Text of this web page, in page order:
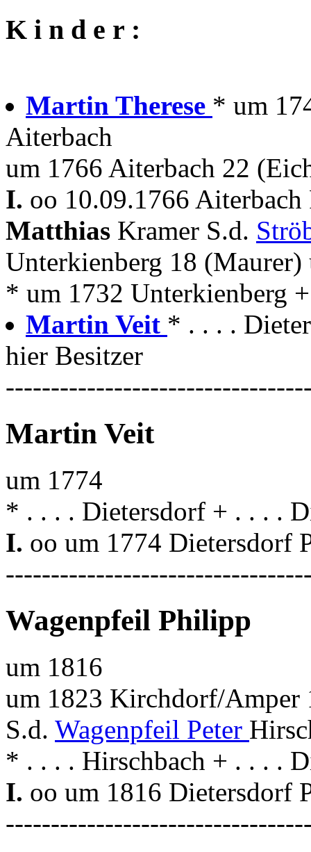
K i n d e r :
Martin Therese * um
Aiterbach
um 1766 Aiterbach 22
I. oo 10.09.1766
Matthias Kramer S.d.
Unterkienberg 18
* um 1732 Unterkienberg
Martin Veit * . . . .
hier Besitzer
Martin Veit
um 1774
* . . . . Dietersdorf + . . . .
I. oo um 1774 Dietersdorf
Wagenpfeil Philipp
um 1816
um 1823 Kirchdorf/Amper
S.d. Wagenpfeil Peter
* . . . . Hirschbach + . . . .
I. oo um 1816 Dietersdorf